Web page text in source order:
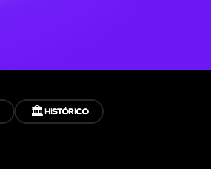
🏛️HISTÓRICO